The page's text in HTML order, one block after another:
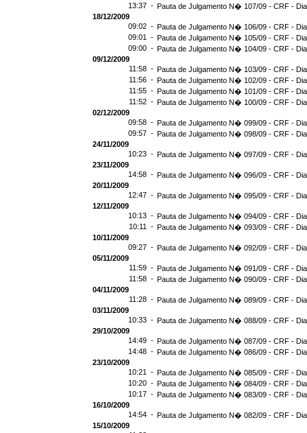
13:37 - Pauta de Julgamento N� 107/09 - CRF -
18/12/2009
09:02 - Pauta de Julgamento N� 106/09 - CRF -
09:01 - Pauta de Julgamento N� 105/09 - CRF -
09:00 - Pauta de Julgamento N� 104/09 - CRF -
09/12/2009
11:58 - Pauta de Julgamento N� 103/09 - CRF -
11:56 - Pauta de Julgamento N� 102/09 - CRF -
11:55 - Pauta de Julgamento N� 101/09 - CRF -
11:52 - Pauta de Julgamento N� 100/09 - CRF -
02/12/2009
09:58 - Pauta de Julgamento N� 099/09 - CRF -
09:57 - Pauta de Julgamento N� 098/09 - CRF -
24/11/2009
10:23 - Pauta de Julgamento N� 097/09 - CRF -
23/11/2009
14:58 - Pauta de Julgamento N� 096/09 - CRF -
20/11/2009
12:47 - Pauta de Julgamento N� 095/09 - CRF -
12/11/2009
10:13 - Pauta de Julgamento N� 094/09 - CRF -
10:11 - Pauta de Julgamento N� 093/09 - CRF -
10/11/2009
09:27 - Pauta de Julgamento N� 092/09 - CRF -
05/11/2009
11:59 - Pauta de Julgamento N� 091/09 - CRF -
11:58 - Pauta de Julgamento N� 090/09 - CRF -
04/11/2009
11:28 - Pauta de Julgamento N� 089/09 - CRF -
03/11/2009
10:33 - Pauta de Julgamento N� 088/09 - CRF -
29/10/2009
14:49 - Pauta de Julgamento N� 087/09 - CRF -
14:48 - Pauta de Julgamento N� 086/09 - CRF -
23/10/2009
10:21 - Pauta de Julgamento N� 085/09 - CRF -
10:20 - Pauta de Julgamento N� 084/09 - CRF -
10:17 - Pauta de Julgamento N� 083/09 - CRF -
16/10/2009
14:54 - Pauta de Julgamento N� 082/09 - CRF -
15/10/2009